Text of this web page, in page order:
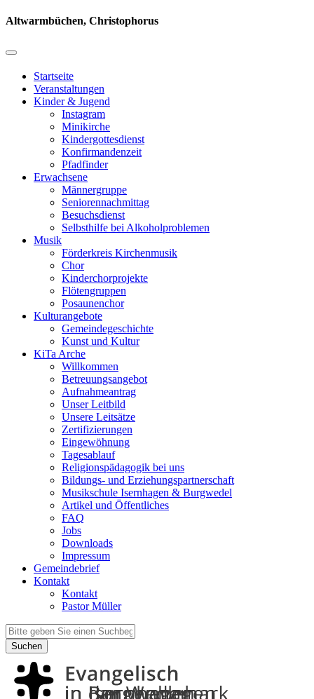
Altwarmbüchen, Christophorus
Startseite
Veranstaltungen
Kinder & Jugend
Instagram
Minikirche
Kindergottesdienst
Konfirmandenzeit
Pfadfinder
Erwachsene
Männergruppe
Seniorennachmittag
Besuchsdienst
Selbsthilfe bei Alkoholproblemen
Musik
Förderkreis Kirchenmusik
Chor
Kinderchorprojekte
Flötengruppen
Posaunenchor
Kulturangebote
Gemeindegeschichte
Kunst und Kultur
KiTa Arche
Willkommen
Betreuungsangebot
Aufnahmeantrag
Unser Leitbild
Unsere Leitsätze
Zertifizierungen
Eingewöhnung
Tagesablauf
Religionspädagogik bei uns
Bildungs- und Erziehungspartnerschaft
Musikschule Isernhagen & Burgwedel
Artikel und Öffentliches
FAQ
Jobs
Downloads
Impressum
Gemeindebrief
Kontakt
Kontakt
Pastor Müller
Suchen